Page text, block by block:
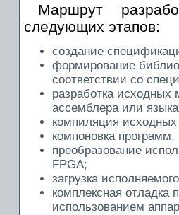
Маршрут
следующих этапов:
создание
формирование
соответствии со
разработка
ассемблера или
компиляция
компоновка
преобразование
FPGA;
загрузка
комплексная отладка
использованием